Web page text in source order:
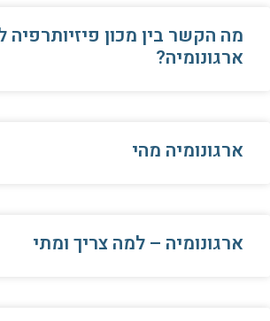
מה הקשר בין מכון פיזיותרפיה
ארגונומיה?
ארגונומיה מהי
ארגונומיה – למה צריך ומתי